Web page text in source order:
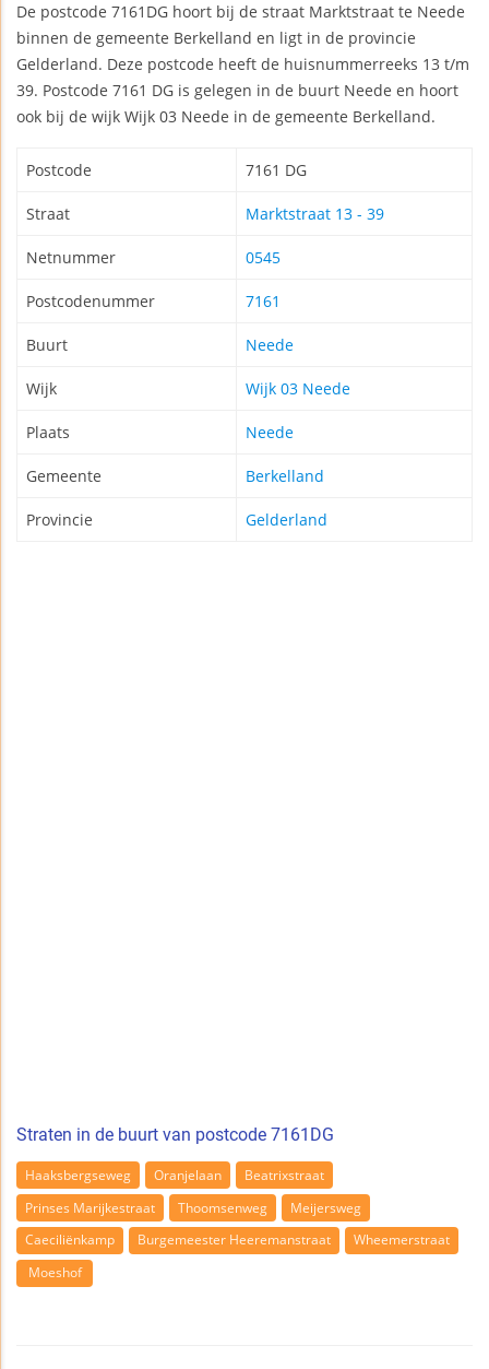
De postcode 7161DG hoort bij de straat Marktstraat te Neede
binnen de gemeente Berkelland en ligt in de provincie
Gelderland. Deze postcode heeft de huisnummerreeks 13 t/m
39. Postcode 7161 DG is gelegen in de buurt Neede en hoort
ook bij de wijk Wijk 03 Neede in de gemeente Berkelland.
Postcode 7161 DG
Straat Marktstraat 13 - 39
Netnummer 0545
Postcodenummer 7161
Buurt Neede
Wijk Wijk 03 Neede
Plaats Neede
Gemeente Berkelland
Provincie Gelderland
Straten in de buurt van postcode 7161DG
Haaksbergseweg Oranjelaan
Beatrixstraat
Prinses Marijkestraat
Thoomsenweg
Meijersweg
Caeciliënkamp
Burgemeester Heeremanstraat
Wheemerstraat
Moeshof